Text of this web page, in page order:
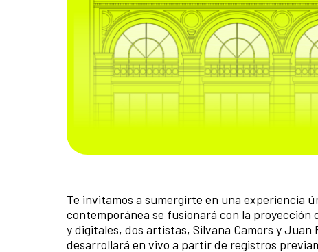
Te invitamos a sumergirte en una experiencia
contemporánea se fusionará con la proyección
y digitales, dos artistas, Silvana Camors y
desarrollará en vivo a partir de registros